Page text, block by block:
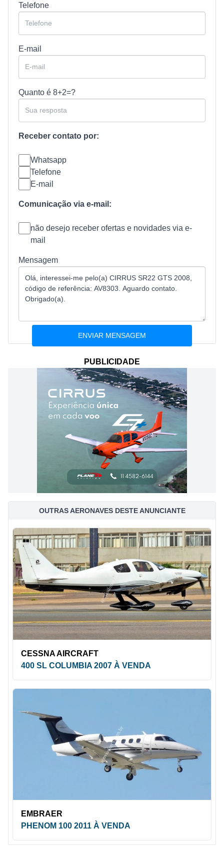
Telefone
E-mail
Quanto é 8+2=?
Receber contato por:
Whatsapp
Telefone
E-mail
Comunicação via e-mail:
não desejo receber ofertas e novidades via e-
mail
Mensagem
PUBLICIDADE
OUTRAS AERONAVES DESTE ANUNCIANTE
CESSNA AIRCRAFT
400 SL COLUMBIA 2007 À VENDA
EMBRAER
PHENOM 100 2011 À VENDA